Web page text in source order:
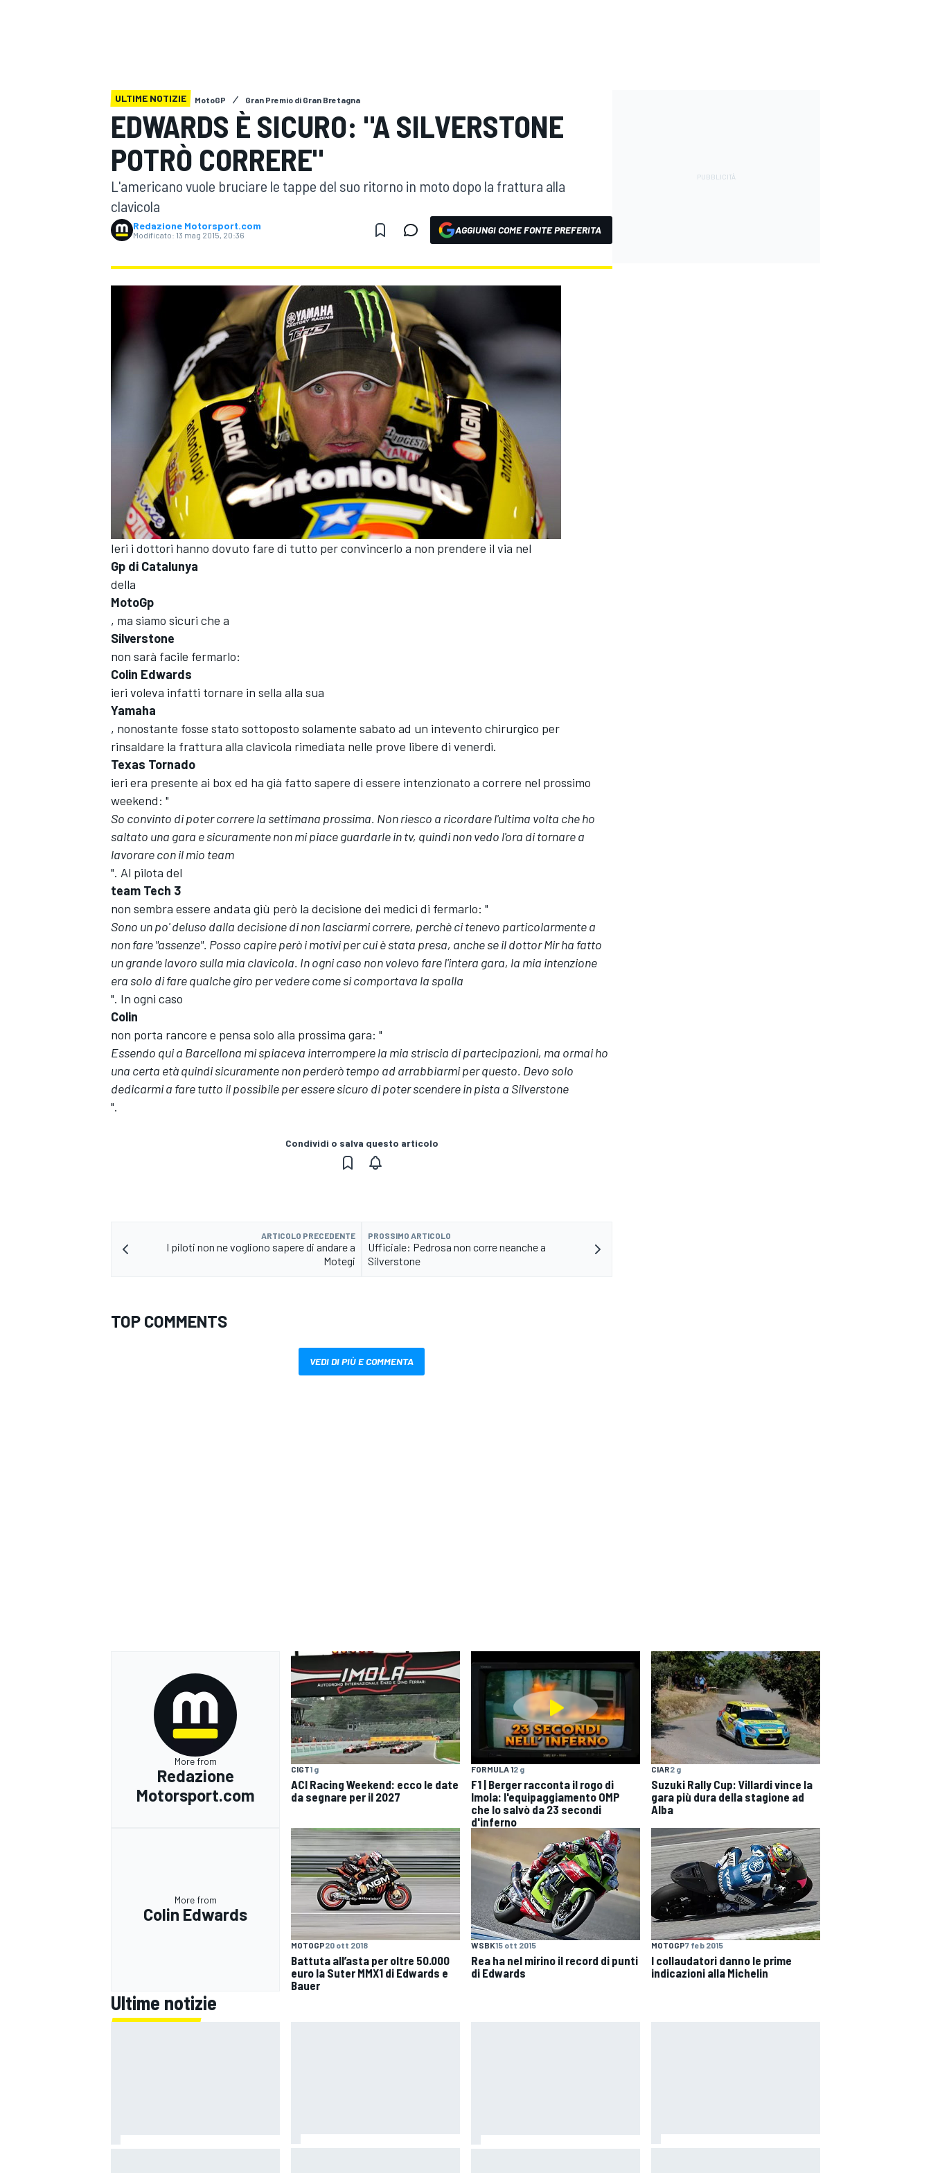
WRC
MONOPOSTO
ULTIME NOTIZIE MotoGP Gran Premio di Gran Bretagna
EDWARDS È SICURO: "A SILVERSTONE
POTRÒ CORRERE"
L'americano vuole bruciare le tappe del suo ritorno in moto dopo la frattura alla
clavicola
Redazione Motorsport.com
Modificato: 13 mag 2015, 20:36 AGGIUNGI COME FONTE PREFERITA
Ieri i dottori hanno dovuto fare di tutto per convincerlo a non prendere il via nel
Gp di Catalunya
della
MotoGp
, ma siamo sicuri che a
Silverstone
non sarà facile fermarlo:
Colin Edwards
ieri voleva infatti tornare in sella alla sua
Yamaha
, nonostante fosse stato sottoposto solamente sabato ad un intevento chirurgico per
rinsaldare la frattura alla clavicola rimediata nelle prove libere di venerdì.
Texas Tornado
ieri era presente ai box ed ha già fatto sapere di essere intenzionato a correre nel prossimo
weekend: "
So convinto di poter correre la settimana prossima. Non riesco a ricordare l'ultima volta che ho
saltato una gara e sicuramente non mi piace guardarle in tv, quindi non vedo l'ora di tornare a
lavorare con il mio team
". Al pilota del
team Tech 3
non sembra essere andata giù però la decisione dei medici di fermarlo: "
Sono un po' deluso dalla decisione di non lasciarmi correre, perchè ci tenevo particolarmente a
non fare "assenze". Posso capire però i motivi per cui è stata presa, anche se il dottor Mir ha fatto
un grande lavoro sulla mia clavicola. In ogni caso non volevo fare l'intera gara, la mia intenzione
era solo di fare qualche giro per vedere come si comportava la spalla
". In ogni caso
Colin
non porta rancore e pensa solo alla prossima gara: "
Essendo qui a Barcellona mi spiaceva interrompere la mia striscia di partecipazioni, ma ormai ho
una certa età quindi sicuramente non perderò tempo ad arrabbiarmi per questo. Devo solo
dedicarmi a fare tutto il possibile per essere sicuro di poter scendere in pista a Silverstone
".
Condividi o salva questo articolo
ARTICOLO PRECEDENTE
I piloti non ne vogliono sapere di andare a
Motegi
PROSSIMO ARTICOLO
Ufficiale: Pedrosa non corre neanche a
Silverstone
TOP COMMENTS
VEDI DI PIÙ E COMMENTA
More from
Redazione
Motorsport.com
CIGT1 g
ACI Racing Weekend: ecco le date
da segnare per il 2027
FORMULA 12 g
F1 | Berger racconta il rogo di
Imola: l'equipaggiamento OMP
che lo salvò da 23 secondi
d'inferno
CIAR2 g
Suzuki Rally Cup: Villardi vince la
gara più dura della stagione ad
Alba
More from
Colin Edwards
MOTOGP20 ott 2018
Battuta all’asta per oltre 50.000
euro la Suter MMX1 di Edwards e
Bauer
WSBK15 ott 2015
Rea ha nel mirino il record di punti
di Edwards
MOTOGP7 feb 2015
I collaudatori danno le prime
indicazioni alla Michelin
Ultime notizie